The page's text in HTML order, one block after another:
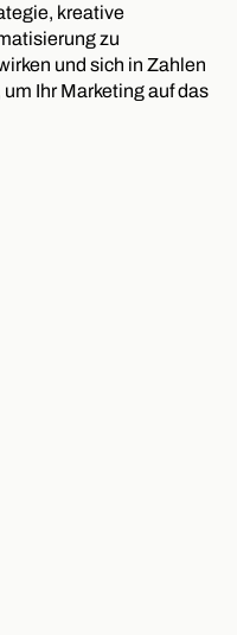
kreative
zu
und sich in Zahlen
Ihr Marketing auf das